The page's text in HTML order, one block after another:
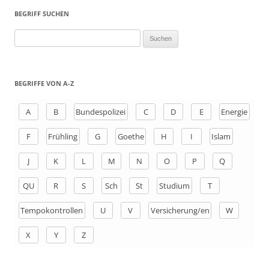
BEGRIFF SUCHEN
h
BEGRIFFE VON A-Z
A B Bundespolizei C D E Energie
F Frühling G Goethe H I Islam
J K L M N O P Q
QU R S Sch St Studium T
Tempokontrollen U V Versicherung/en W
X Y Z